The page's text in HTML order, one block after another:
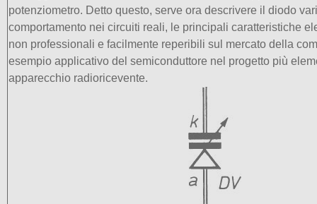
potenziometro. Detto questo, serve ora descrivere il diodo
comportamento nei circuiti reali, le principali caratteristiche
non professionali e facilmente reperibili sul mercato della
esempio applicativo del semiconduttore nel progetto più
apparecchio radioricevente.